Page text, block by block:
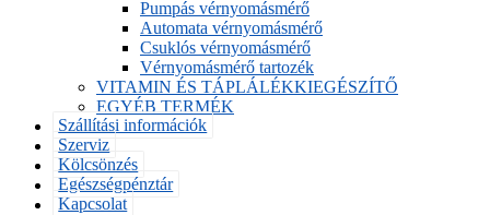
Pumpás vérnyomásmérő
Automata vérnyomásmérő
Csuklós vérnyomásmérő
Vérnyomásmérő tartozék
VITAMIN ÉS TÁPLÁLÉKKIEGÉSZÍTŐ
EGYÉB TERMÉK
Szállítási információk
Szerviz
Kölcsönzés
Egészségpénztár
Kapcsolat